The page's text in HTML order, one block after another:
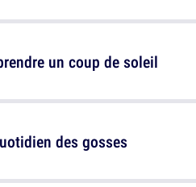
un coup de soleil
des gosses